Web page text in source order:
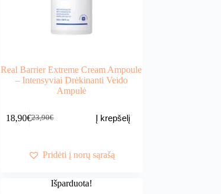
Real Barrier Extreme Cream Ampoule
– Intensyviai Drėkinanti Veido
Ampulė
23,90€
Original
23,90€.
18,90€Current
18,90€.
Į krepšelį
Pridėti į norų sąrašą
Išparduota!